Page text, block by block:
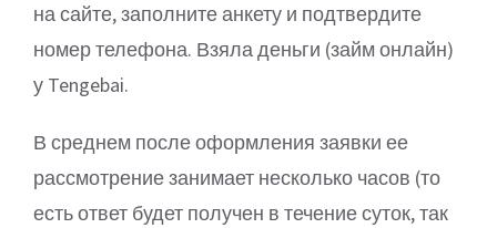
на сайте, заполните анкету и подтвердите
номер телефона. Взяла деньги (займ онлайн)
у Tengebai.
В среднем после оформления заявки ее
рассмотрение занимает несколько часов (то
есть ответ будет получен в течение суток, так